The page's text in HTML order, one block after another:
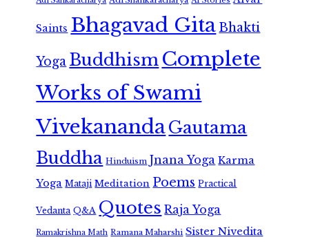
Saints Bhagavad GitaBhakti
Yoga Buddhism Complete
Works of Swami
VivekanandaGautama
Buddha Hinduism Jnana Yoga Karma
Yoga Mataji Meditation Poems Practical
Vedanta Q&A Quotes Raja Yoga
Ramakrishna Math Ramana Maharshi Sister Nivedita